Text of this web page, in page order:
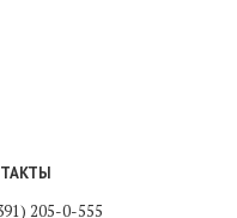
205-0-555